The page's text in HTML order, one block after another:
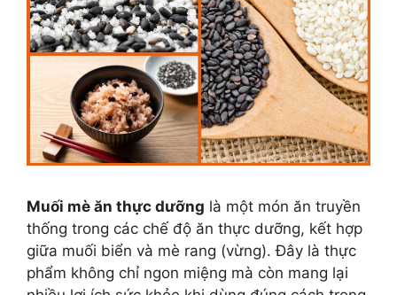
Muối mè ăn thực dưỡng là một món ăn truyền
thống trong các chế độ ăn thực dưỡng, kết hợp
giữa muối biển và mè rang (vừng). Đây là thực
phẩm không chỉ ngon miệng mà còn mang lại